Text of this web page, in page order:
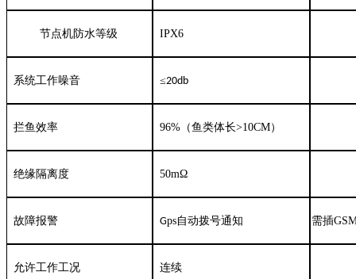
节点机防水等级 IPX6
系统工作噪音 ≤20db
拦鱼效率 96%（鱼类体长>10CM）
绝缘隔离度 50mΩ
故障报警 Gps自动拨号通知 需插
允许工作工况 连续